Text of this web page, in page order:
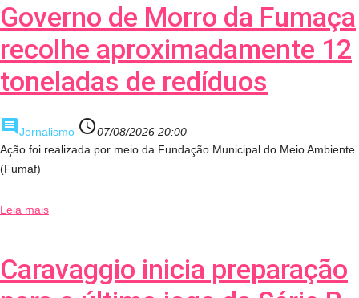
Governo de Morro da Fumaça
recolhe aproximadamente 12
toneladas de redíduos
comment Jornalismo access_time07/08/2026 20:00
Ação foi realizada por meio da Fundação Municipal do Meio Ambiente
(Fumaf)
Leia mais
Caravaggio inicia preparação